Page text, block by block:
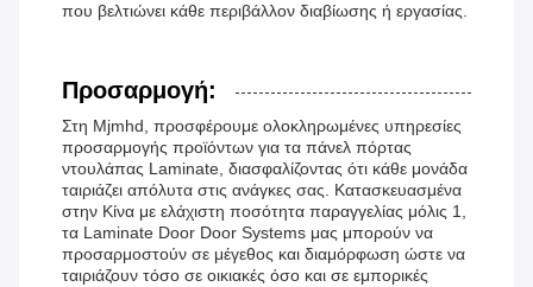
που βελτιώνει κάθε περιβάλλον διαβίωσης ή εργασίας.
Προσαρμογή:
Στη Mjmhd, προσφέρουμε ολοκληρωμένες υπηρεσίες
προσαρμογής προϊόντων για τα πάνελ πόρτας
ντουλάπας Laminate, διασφαλίζοντας ότι κάθε μονάδα
ταιριάζει απόλυτα στις ανάγκες σας. Κατασκευασμένα
στην Κίνα με ελάχιστη ποσότητα παραγγελίας μόλις 1,
τα Laminate Door Door Systems μας μπορούν να
προσαρμοστούν σε μέγεθος και διαμόρφωση ώστε να
ταιριάζουν τόσο σε οικιακές όσο και σε εμπορικές